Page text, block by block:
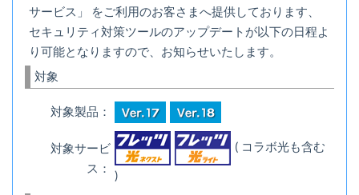
サービス」 をご利用のお客さまへ提供しております、
セキュリティ対策ツールのアップデートが以下の日程よ
り可能となりますので、お知らせいたします。
対象
対象製品：
対象サービ
ス：
( コラボ光も含む
)